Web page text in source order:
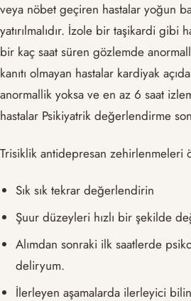
veya nöbet geçiren hastalar yoğun
yatırılmalıdır. İzole bir taşikardi gibi
bir kaç saat süren gözlemde
kanıtı olmayan hastalar kardiyak
anormallik yoksa ve en az 6 saat
hastalar Psikiyatrik değerlendirme
Trisiklik antidepresan zehirlenmeleri
Sık sık tekrar değerlendirin
Şuur düzeyleri hızlı bir şekilde
Alımdan sonraki ilk saatlerde
deliryum.
İlerleyen aşamalarda ilerleyici